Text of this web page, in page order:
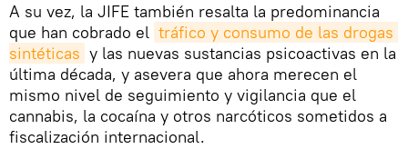
A su vez, la JIFE también resalta la predominancia
que han cobrado el tráfico y consumo de las drogas
sintéticas y las nuevas sustancias psicoactivas en la
última década, y asevera que ahora merecen el
mismo nivel de seguimiento y vigilancia que el
cannabis, la cocaína y otros narcóticos sometidos a
fiscalización internacional.